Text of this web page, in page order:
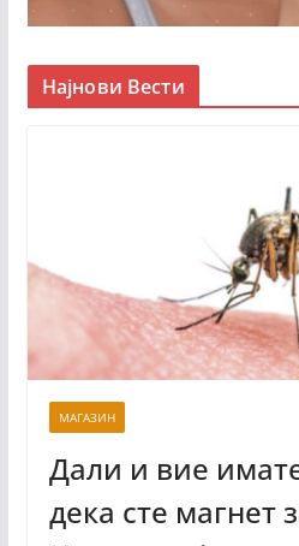
Најнови Вести
МАГАЗИН
Дали и вие
дека сте магнет